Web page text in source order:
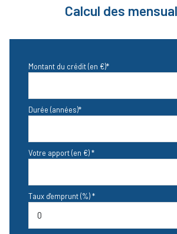
Calcul des
Montant du crédit (en €)*
Durée (années)*
Votre apport (en €) *
Taux d'emprunt (%) *